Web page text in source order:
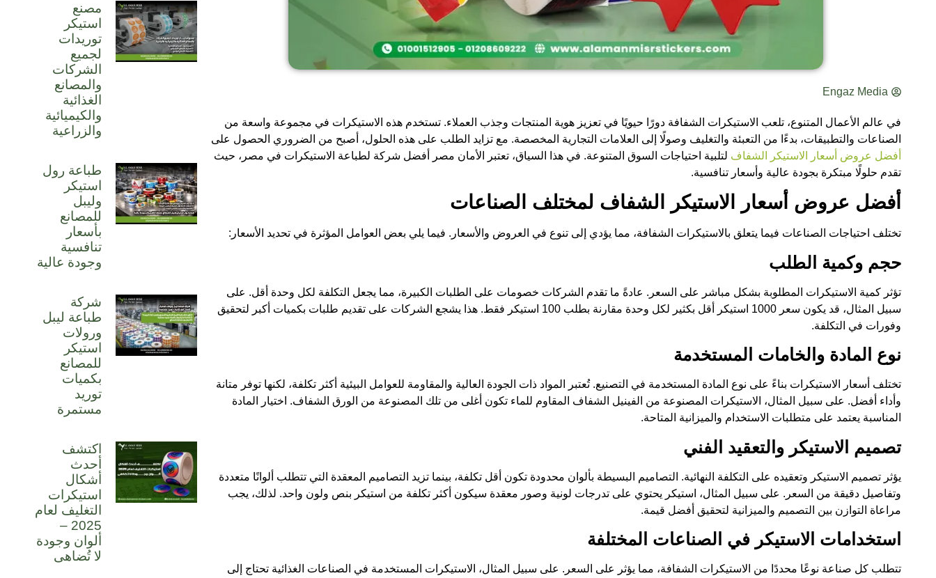
Engaz Media
في عالم الأعمال المتنوع، تلعب الاستيكرات الشفافة دورًا حيويًا في تعزيز هوية المنتجات وجذب العملاء. تستخدم هذه الاستيكرات في مجموعة واسعة من
الصناعات والتطبيقات، بدءًا من التعبئة والتغليف وصولًا إلى العلامات التجارية المخصصة. مع تزايد الطلب على هذه الحلول، أصبح من الضروري الحصول على
أفضل عروض أسعار الاستيكر الشفاف لتلبية احتياجات السوق المتنوعة. في هذا السياق، تعتبر الأمان مصر أفضل شركة لطباعة الاستيكرات في مصر، حيث
تقدم حلولًا مبتكرة بجودة عالية وأسعار تنافسية.
أفضل عروض أسعار الاستيكر الشفاف لمختلف الصناعات
تختلف احتياجات الصناعات فيما يتعلق بالاستيكرات الشفافة، مما يؤدي إلى تنوع في العروض والأسعار. فيما يلي بعض العوامل المؤثرة في تحديد الأسعار:
حجم وكمية الطلب
تؤثر كمية الاستيكرات المطلوبة بشكل مباشر على السعر. عادةً ما تقدم الشركات خصومات على الطلبات الكبيرة، مما يجعل التكلفة لكل وحدة أقل. على
سبيل المثال، قد يكون سعر 1000 استيكر أقل بكثير لكل وحدة مقارنة بطلب 100 استيكر فقط. هذا يشجع الشركات على تقديم طلبات بكميات أكبر لتحقيق
وفورات في التكلفة.
نوع المادة والخامات المستخدمة
تختلف أسعار الاستيكرات بناءً على نوع المادة المستخدمة في التصنيع. تُعتبر المواد ذات الجودة العالية والمقاومة للعوامل البيئية أكثر تكلفة، لكنها توفر متانة
وأداء أفضل. على سبيل المثال، الاستيكرات المصنوعة من الفينيل الشفاف المقاوم للماء تكون أغلى من تلك المصنوعة من الورق الشفاف. اختيار المادة
المناسبة يعتمد على متطلبات الاستخدام والميزانية المتاحة.
تصميم الاستيكر والتعقيد الفني
يؤثر تصميم الاستيكر وتعقيده على التكلفة النهائية. التصاميم البسيطة بألوان محدودة تكون أقل تكلفة، بينما تزيد التصاميم المعقدة التي تتطلب ألوانًا متعددة
وتفاصيل دقيقة من السعر. على سبيل المثال، استيكر يحتوي على تدرجات لونية وصور معقدة سيكون أكثر تكلفة من استيكر بنص ولون واحد. لذلك، يجب
مراعاة التوازن بين التصميم والميزانية لتحقيق أفضل قيمة.
استخدامات الاستيكر في الصناعات المختلفة
تتطلب كل صناعة نوعًا محددًا من الاستيكرات الشفافة، مما يؤثر على السعر. على سبيل المثال، الاستيكرات المستخدمة في الصناعات الغذائية تحتاج إلى
مصنع
استيكر
توريدات
لجميع
الشركات
والمصانع
الغذائية
والكيميائية
والزراعية
طباعة رول
استيكر
وليبل
للمصانع
بأسعار
تنافسية
وجودة عالية
شركة
طباعة ليبل
ورولات
استيكر
للمصانع
بكميات
توريد
مستمرة
اكتشف
أحدث
أشكال
استيكرات
التغليف لعام
2025 –
ألوان وجودة
لا تُضاهى